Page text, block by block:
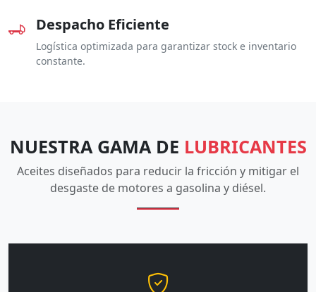
Despacho Eficiente
Logística optimizada para garantizar stock e inventario
constante.
NUESTRA GAMA DE LUBRICANTES
Aceites diseñados para reducir la fricción y mitigar el
desgaste de motores a gasolina y diésel.